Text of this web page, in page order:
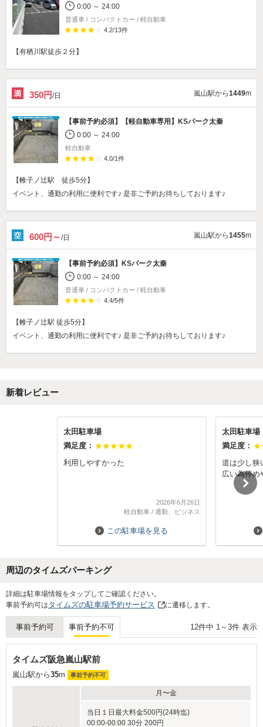
0:00 ～ 24:00
普通車 / コンパクトカー / 軽自動車
4.2/13件
【有栖川駅徒歩２分】
350円/日 嵐山駅から1449m
【事前予約必須】
【軽自動車専用】KSパーク太秦
0:00 ～ 24:00
軽自動車
4.0/1件
【帷子ノ辻駅 徒歩5分】
イベント、通勤の利用に便利です♪ 是非ご予約お待ちしております♪
600円～/日 嵐山駅から1455m
【事前予約必須】
KSパーク太秦
0:00 ～ 24:00
普通車 / コンパクトカー / 軽自動車
4.4/5件
【帷子ノ辻駅 徒歩5分】
イベント、通勤の利用に便利です♪ 是非ご予約お待ちしております♪
新着レビュー
太田駐車場
満足度：
利用しやすかった
2026年6月26日
軽自動車/ 通勤、ビジネス
この駐車場を見る
太田駐車場
満足度：
道は少し狭
広い為停め
周辺のタイムズパーキング
詳細は駐車場情報をタップしてご確認ください。
事前予約可はタイムズの駐車場予約サービス に遷移します。
事前予約可 事前予約不可 12件中 1 ～ 3件 表示
タイムズ阪急嵐山駅前
嵐山駅から35m 事前予約不可
月〜金
当日１日最大料金500円(24時迄)
00:00-00:00 30分 200円